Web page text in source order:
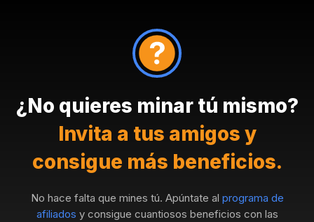
¿No quieres minar tú mismo?
Invita a tus amigos y
consigue más beneficios.
No hace falta que mines tú. Apúntate al programa de
afiliados y consigue cuantiosos beneficios con las